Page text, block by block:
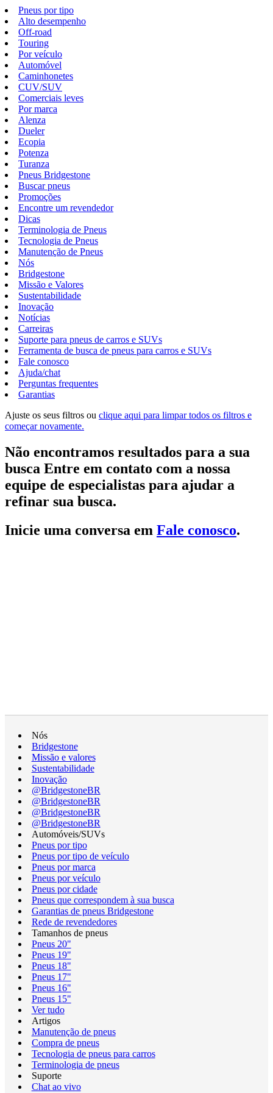
Pneus por tipo
Alto desempenho
Off-road
Touring
Por veículo
Automóvel
Caminhonetes
CUV/SUV
Comerciais leves
Por marca
Alenza
Dueler
Ecopia
Potenza
Turanza
Pneus Bridgestone
Buscar pneus
Promoções
Encontre um revendedor
Dicas
Terminologia de Pneus
Tecnologia de Pneus
Manutenção de Pneus
Nós
Bridgestone
Missão e Valores
Sustentabilidade
Inovação
Notícias
Carreiras
Suporte para pneus de carros e SUVs
Ferramenta de busca de pneus para carros e SUVs
Fale conosco
Ajuda/chat
Perguntas frequentes
Garantias
Ajuste os seus filtros ou clique aqui para limpar todos os filtros e
começar novamente.
Não encontramos resultados para a sua
busca Entre em contato com a nossa
equipe de especialistas para ajudar a
refinar sua busca.
Inicie uma conversa em Fale conosco.
Nós
Bridgestone
Missão e valores
Sustentabilidade
Inovação
@BridgestoneBR
@BridgestoneBR
@BridgestoneBR
@BridgestoneBR
Automóveis/SUVs
Pneus por tipo
Pneus por tipo de veículo
Pneus por marca
Pneus por veículo
Pneus por cidade
Pneus que correspondem à sua busca
Garantias de pneus Bridgestone
Rede de revendedores
Tamanhos de pneus
Pneus 20"
Pneus 19"
Pneus 18"
Pneus 17"
Pneus 16"
Pneus 15"
Ver tudo
Artigos
Manutenção de pneus
Compra de pneus
Tecnologia de pneus para carros
Terminologia de pneus
Suporte
Chat ao vivo